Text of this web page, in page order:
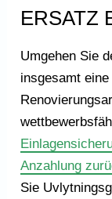
ERSATZ
Umgehen Sie
insgesamt
Anzahlung
Sie